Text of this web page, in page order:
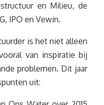
en Milieu, de
IPO en Vewin.
is het niet alleen
van inspiratie bij
problemen. Dit jaar
uit: